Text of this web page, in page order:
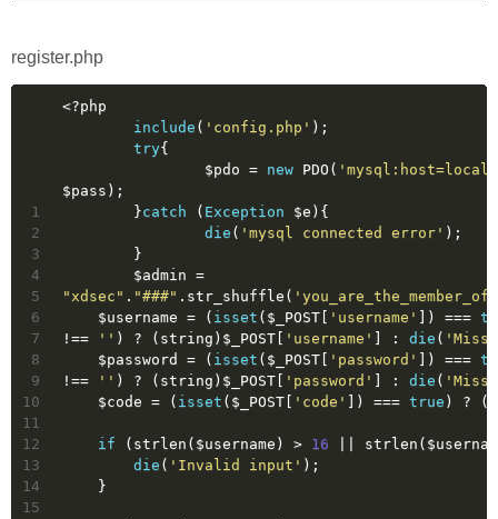
register.php
1
2
3
4
5
6
7
8
9
10
11
12
13
14
15
<?php
include ( 'config.php' );
try{
		$pdo =
new PDO(
$pass);
	}
catch ( Exception $e){
die ( 'mysql connected error' );
	}
"xdsec" . "###" .str_shuffle(
    $username = (
isset ($_POST[ 'username' ]) ===
!==
'' ) ? (string)$_POST[ 'username' ] : die (
    $password = (
isset ($_POST[ 'password' ]) ===
!==
'' ) ? (string)$_POST[ 'password' ] : die (
    $code = (
isset ($_POST[ 'code' ]) === true ) ?
if (strlen($username) > 16 ||
die ( 'Invalid input' );
    }